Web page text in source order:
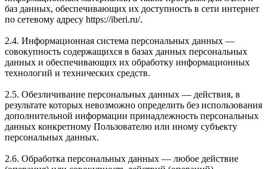
баз данных, обеспечивающих их доступность в сети интернет
по сетевому адресу https://iberi.ru/.
2.4. Информационная система персональных данных —
совокупность содержащихся в базах данных персональных
данных и обеспечивающих их обработку информационных
технологий и технических средств.
2.5. Обезличивание персональных данных — действия, в
результате которых невозможно определить без использования
дополнительной информации принадлежность персональных
данных конкретному Пользователю или иному субъекту
персональных данных.
2.6. Обработка персональных данных — любое действие